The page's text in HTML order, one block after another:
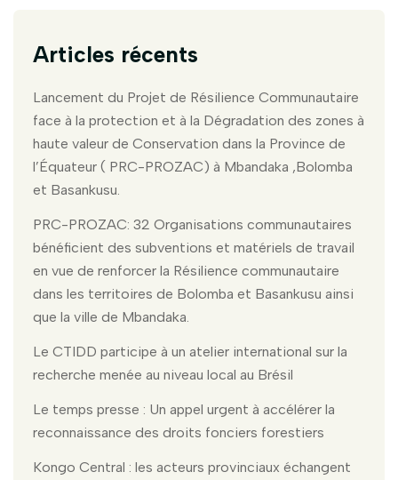
Articles récents
Lancement du Projet de Résilience Communautaire
face à la protection et à la Dégradation des zones à
haute valeur de Conservation dans la Province de
l’Équateur ( PRC-PROZAC) à Mbandaka ,Bolomba
et Basankusu.
PRC-PROZAC: 32 Organisations communautaires
bénéficient des subventions et matériels de travail
en vue de renforcer la Résilience communautaire
dans les territoires de Bolomba et Basankusu ainsi
que la ville de Mbandaka.
Le CTIDD participe à un atelier international sur la
recherche menée au niveau local au Brésil
Le temps presse : Un appel urgent à accélérer la
reconnaissance des droits fonciers forestiers
Kongo Central : les acteurs provinciaux échangent